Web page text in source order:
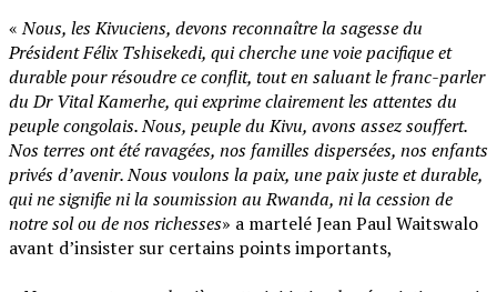
‎«Nous, les Kivuciens, devons reconnaître la sagesse du
Président Félix Tshisekedi, qui cherche une voie pacifique et
durable pour résoudre ce conflit, tout en saluant le franc-parler
du Dr Vital Kamerhe, qui exprime clairement les attentes du
peuple congolais. Nous, peuple du Kivu, avons assez souffert.
Nos terres ont été ravagées, nos familles dispersées, nos enfants
privés d’avenir. Nous voulons la paix, une paix juste et durable,
qui ne signifie ni la soumission au Rwanda, ni la cession de
notre sol ou de nos richesses» a martelé Jean Paul Waitswalo
avant d’insister sur certains points importants,